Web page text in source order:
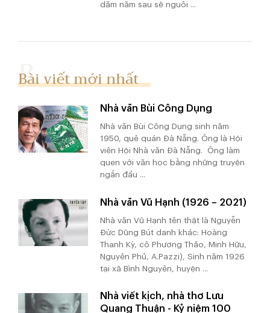
dăm năm sau sẽ nguôi ...
Bài viết mới nhất
Nhà văn Bùi Công Dụng
Nhà văn Bùi Công Dụng sinh năm
1950, quê quán Đà Nẵng. Ông là Hội
viên Hội Nhà văn Đà Nẵng. Ông làm
quen với văn học bằng những truyện
ngắn đầu ...
Nhà văn Vũ Hạnh (1926 – 2021)
Nhà văn Vũ Hạnh tên thật là Nguyễn
Đức Dũng Bút danh khác: Hoàng
Thanh Kỳ, cô Phương Thảo, Minh Hữu,
Nguyên Phủ, A.Pazzi), Sinh năm 1926
tại xã Bình Nguyên, huyện ...
Nhà viết kịch, nhà thơ Lưu
Quang Thuận - Kỷ niệm 100